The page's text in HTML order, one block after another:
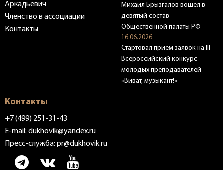
Аркадьевич
Членство в ассоциации
Контакты
Михаил Брызгалов вошёл в
девятый состав
Общественной палаты РФ
16.06.2026
Стартовал приём заявок на III
Всероссийский конкурс
молодых преподавателей
«Виват, музыкант!»
Контакты
+7 (499) 251-31-43
E-mail: dukhovik@yandex.ru
Пресс-служба: pr@dukhovik.ru